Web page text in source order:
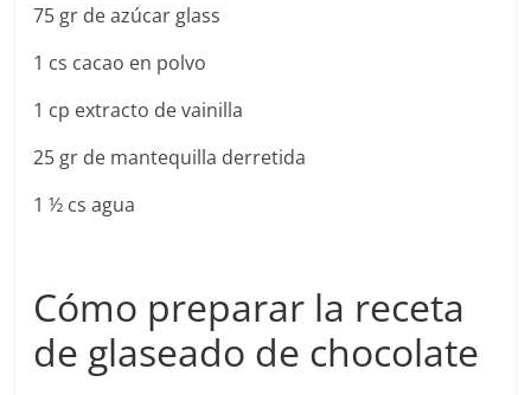
75 gr de azúcar glass
1 cs cacao en polvo
1 cp extracto de vainilla
25 gr de mantequilla derretida
1 ½ cs agua
Cómo preparar la receta
de glaseado de chocolate